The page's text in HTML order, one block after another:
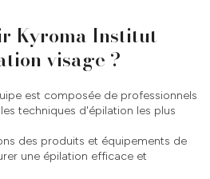
Kyroma Institut
visage ?
est composée de professionnels
techniques d'épilation les plus
des produits et équipements de
une épilation efficace et